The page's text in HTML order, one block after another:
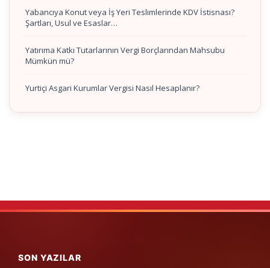
Yabancıya Konut veya İş Yeri Teslimlerinde KDV İstisnası?
Şartları, Usul ve Esaslar…
Yatırıma Katkı Tutarlarının Vergi Borçlarından Mahsubu
Mümkün mü?
Yurtiçi Asgari Kurumlar Vergisi Nasıl Hesaplanır?
SON YAZILAR